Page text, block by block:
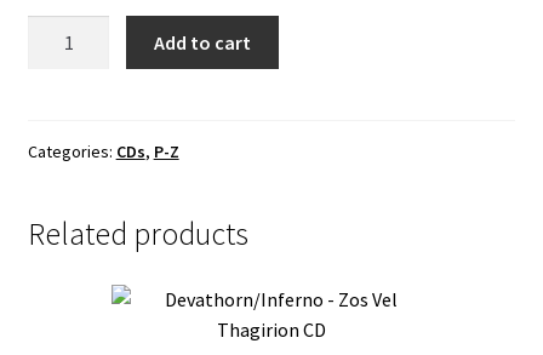
/
CD
Add to cart
Categories: CDs, P-Z
Related products